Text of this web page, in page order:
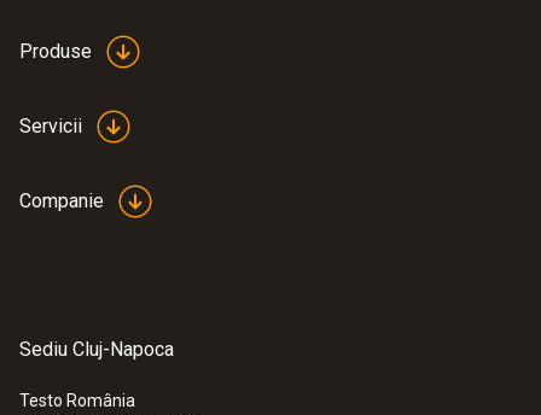
Produse
Servicii
Companie
Sediu Cluj-Napoca
Testo România